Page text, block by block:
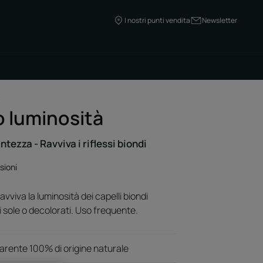
I nostri punti vendita Newsletter
luminosità
- Ravviva i riflessi biondi
la luminosità dei capelli biondi
sole o decolorati. Uso frequente.
100% di origine naturale